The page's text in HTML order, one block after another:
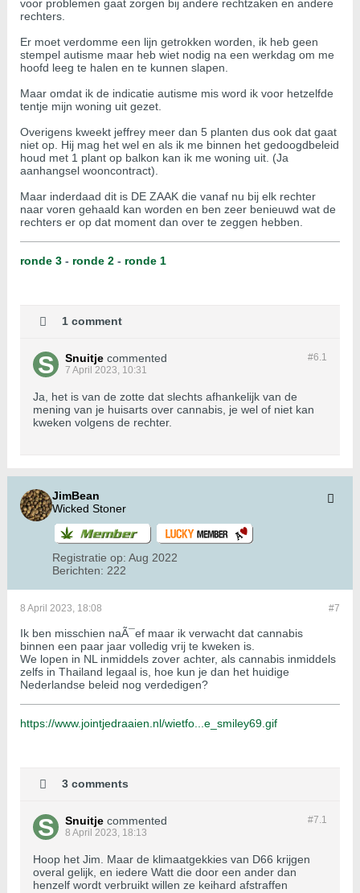
voor problemen gaat zorgen bij andere rechtzaken en andere
rechters.
Er moet verdomme een lijn getrokken worden, ik heb geen
stempel autisme maar heb wiet nodig na een werkdag om me
hoofd leeg te halen en te kunnen slapen.
Maar omdat ik de indicatie autisme mis word ik voor hetzelfde
tentje mijn woning uit gezet.
Overigens kweekt jeffrey meer dan 5 planten dus ook dat gaat
niet op. Hij mag het wel en als ik me binnen het gedoogdbeleid
houd met 1 plant op balkon kan ik me woning uit. (Ja
aanhangsel wooncontract).
Maar inderdaad dit is DE ZAAK die vanaf nu bij elk rechter
naar voren gehaald kan worden en ben zeer benieuwd wat de
rechters er op dat moment dan over te zeggen hebben.
ronde 3 - ronde 2 - ronde 1
1 comment
#6.1
Snuitje commented
7 April 2023, 10:31
Ja, het is van de zotte dat slechts afhankelijk van de
mening van je huisarts over cannabis, je wel of niet kan
kweken volgens de rechter.
JimBean
Wicked Stoner
Registratie op: Aug 2022
Berichten: 222
#7
8 April 2023, 18:08
Ik ben misschien naÃ¯ef maar ik verwacht dat cannabis
binnen een paar jaar volledig vrij te kweken is.
We lopen in NL inmiddels zover achter, als cannabis inmiddels
zelfs in Thailand legaal is, hoe kun je dan het huidige
Nederlandse beleid nog verdedigen?
https://www.jointjedraaien.nl/wietfo...e_smiley69.gif
3 comments
#7.1
Snuitje commented
8 April 2023, 18:13
Hoop het Jim. Maar de klimaatgekkies van D66 krijgen
overal gelijk, en iedere Watt die door een ander dan
henzelf wordt verbruikt willen ze keihard afstraffen